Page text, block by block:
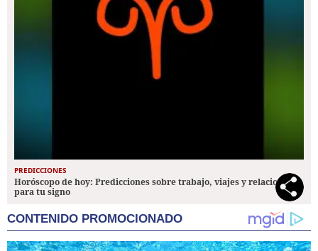
PREDICCIONES
Horóscopo de hoy: Predicciones sobre trabajo, viajes y relaciones
para tu signo
CONTENIDO PROMOCIONADO